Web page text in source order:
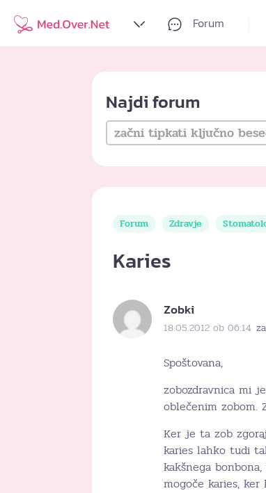
Forum
Najdi forum
Forum Zdravje
Karies
Zobki
18.05.2012 ob 06:14
Spoštovana,
zobozdravnica mi
oblečenim zobom.
Ker je ta zob
karies lahko tudi
kakšnega
mogoče karies, ker